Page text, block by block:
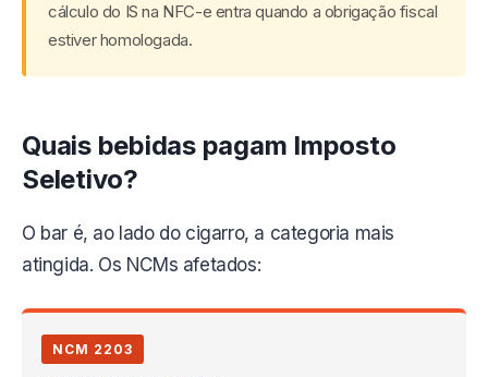
cálculo do IS na NFC-e entra quando a obrigação fiscal
estiver homologada.
Quais bebidas pagam Imposto
Seletivo?
O bar é, ao lado do cigarro, a categoria mais
atingida. Os NCMs afetados:
NCM 2203